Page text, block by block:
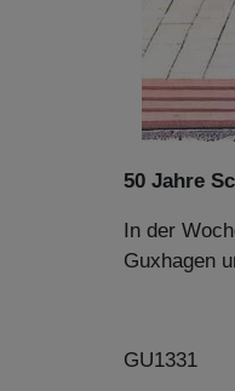
50 Jahre
In der
Guxhagen
GU1331